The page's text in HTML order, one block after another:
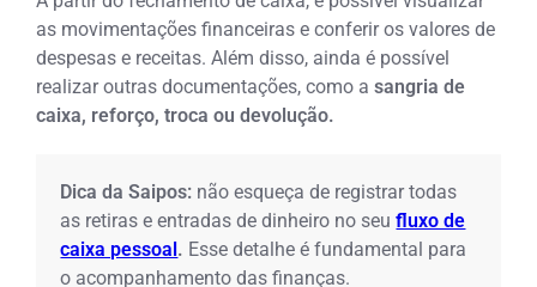
as movimentações financeiras e conferir os valores de
despesas e receitas. Além disso, ainda é possível
realizar outras documentações, como asangria de
caixa, reforço, troca ou devolução.
Dica da Saipos: não esqueça de registrar todas
as retiras e entradas de dinheiro no seufluxo de
caixa pessoal. Esse detalhe é fundamental para
o acompanhamento das finanças.